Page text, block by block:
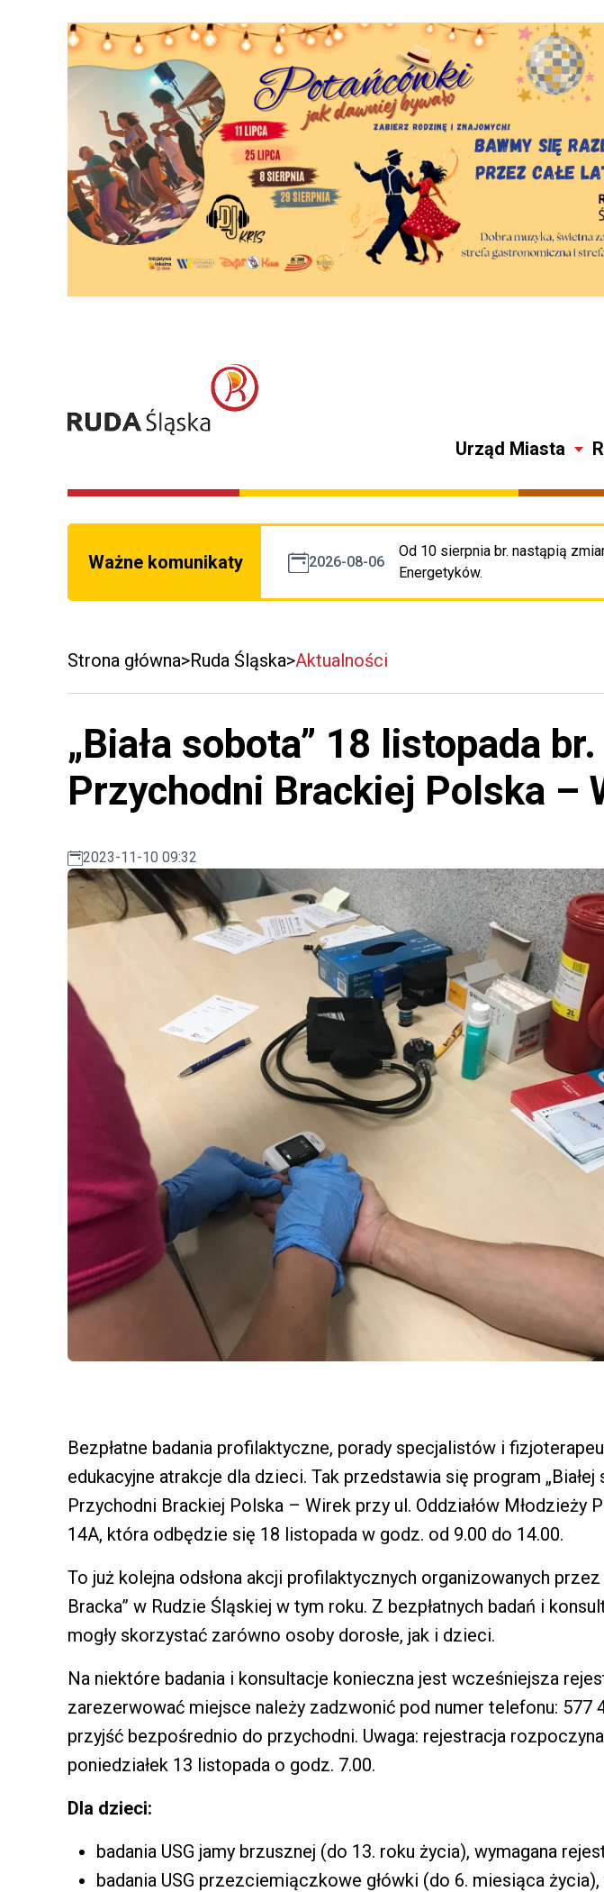
Urząd Miasta
Ważne komunikaty 2026-08-06
Od 10 sierpnia br. nastąpią
Energetyków.
Strona główna Ruda Śląska Aktualności
„Biała sobota” 18 listopada
Przychodni Brackiej Polska –
2023-11-10 09:32
Bezpłatne badania profilaktyczne, porady specjalistów i
edukacyjne atrakcje dla dzieci. Tak przedstawia się program „Białej
Przychodni Brackiej Polska – Wirek przy ul. Oddziałów Młodzieży
14A, która odbędzie się 18 listopada w godz. od 9.00 do 14.00.
To już kolejna odsłona akcji profilaktycznych organizowanych przez
Bracka” w Rudzie Śląskiej w tym roku. Z bezpłatnych badań i
mogły skorzystać zarówno osoby dorosłe, jak i dzieci.
Na niektóre badania i konsultacje konieczna jest wcześniejsza
zarezerwować miejsce należy zadzwonić pod numer telefonu: 577
przyjść bezpośrednio do przychodni. Uwaga: rejestracja
poniedziałek 13 listopada o godz. 7.00.
Dla dzieci:
badania USG jamy brzusznej (do 13. roku życia), wymagana
badania USG przezciemiączkowe główki (do 6. miesiąca życia),